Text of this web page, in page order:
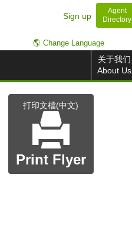
Sign up
Agent
Directory
🌎 Change Language
关于我们
About Us
打印文檔(中文)
Print Flyer